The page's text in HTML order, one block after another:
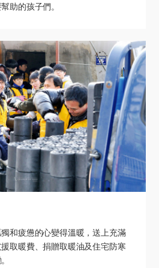
助的孩子們。
和疲憊的心變得溫暖，送上充滿
取暖費、捐贈取暖油及住宅防寒